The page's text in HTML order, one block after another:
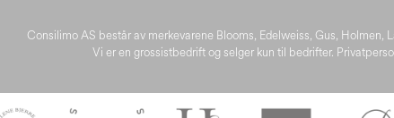
Consilimo AS består av merkevarene Blooms, Edelweiss, Gus, Holmen,
Vi er en grossistbedrift og selger kun til bedrifter.